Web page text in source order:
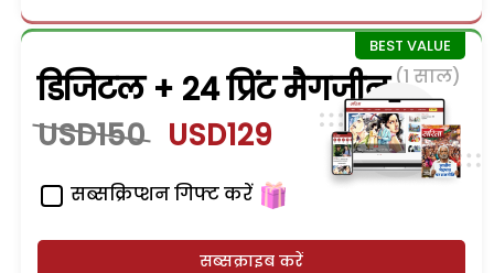
डिजिटल + 24 प्रिंट मैगजीन (1 साल)
USD150 USD129
सब्सक्रिप्शन गिफ्ट करें
सब्सक्राइब करें